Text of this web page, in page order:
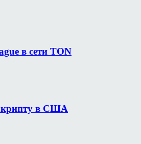
в сети TON
крипту в США